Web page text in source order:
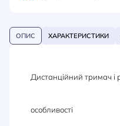
ОПИС ХАРАКТЕРИСТИКИ
Дистанційний тримач і
особливості